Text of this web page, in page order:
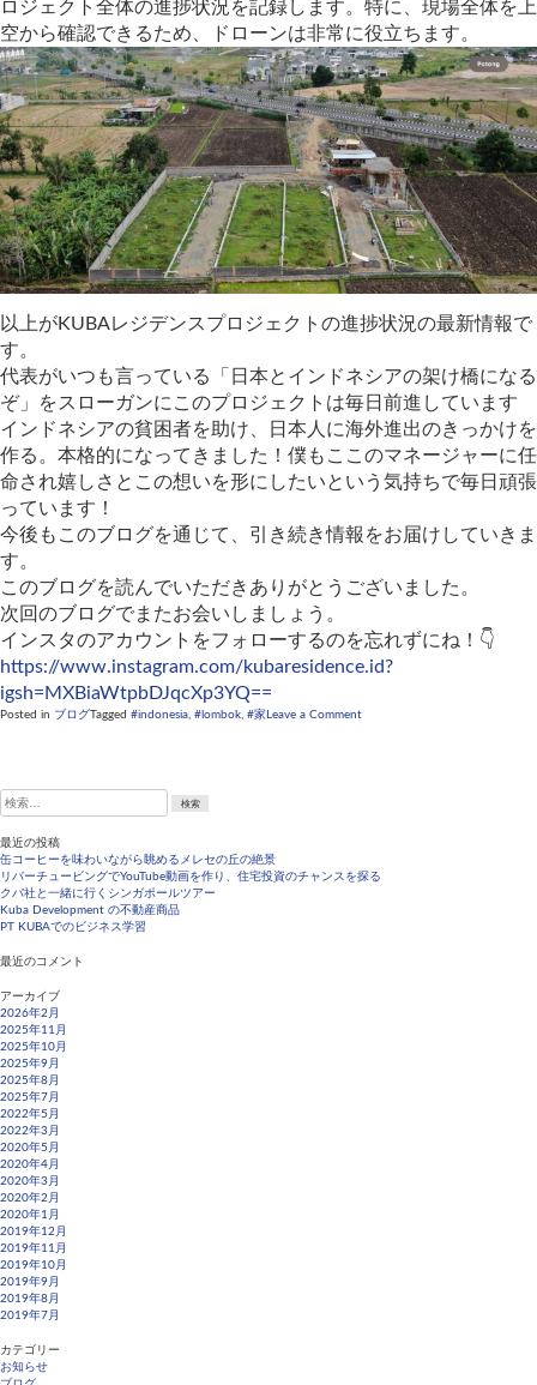
ロジェクト全体の進捗状況を記録します。特に、現場全体を上
空から確認できるため、ドローンは非常に役立ちます。
以上がKUBAレジデンスプロジェクトの進捗状況の最新情報で
す。
代表がいつも言っている「日本とインドネシアの架け橋になる
ぞ」をスローガンにこのプロジェクトは毎日前進しています
インドネシアの貧困者を助け、日本人に海外進出のきっかけを
作る。本格的になってきました！僕もここのマネージャーに任
命され嬉しさとこの想いを形にしたいという気持ちで毎日頑張
っています！
今後もこのブログを通じて、引き続き情報をお届けしていきま
す。
このブログを読んでいただきありがとうございました。
次回のブログでまたお会いしましょう。
インスタのアカウントをフォローするのを忘れずにね！👇
https://www.instagram.com/kubaresidence.id?
igsh=MXBiaWtpbDJqcXp3YQ==
Posted in ブログTagged #indonesia, #lombok, #家 Leave a Commenton
進
検
索:
最近の投稿
缶コーヒーを味わいながら眺めるメレセの丘の絶景
リバーチュービングでYouTube動画を作り、住宅投資のチャンスを探る
クバ社と一緒に行くシンガポールツアー
Kuba Development の不動産商品
PT KUBAでのビジネス学習
最近のコメント
アーカイブ
2026年2月
2025年11月
2025年10月
2025年9月
2025年8月
2025年7月
2022年5月
2022年3月
2020年5月
2020年4月
2020年3月
2020年2月
2020年1月
2019年12月
2019年11月
2019年10月
2019年9月
2019年8月
2019年7月
カテゴリー
お知らせ